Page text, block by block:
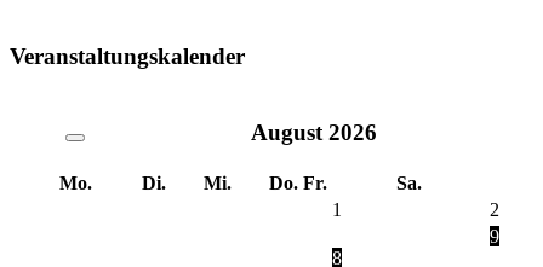
Veranstaltungskalender
August 2026
Mo. Di. Mi. Do. Fr.
Sa.
1
2
8
9